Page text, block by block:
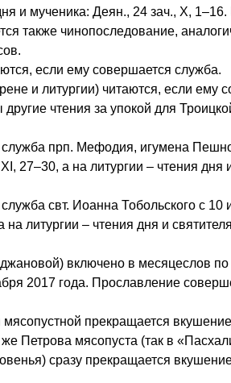
и мученика: Деян., 24 зач., X,
также чинопоследование,
если ему совершается служба.
и литургии) читаются, если ему
чтения за упокой для
прп. Мефодия, игумена
27–30, а на литургии – чтения дня
свт. Иоанна Тобольского с 10
литургии – чтения дня и
включено в месяцеслов
2017 года. Прославление
прекращается
Петрова мясопуста (так в
сразу прекращается